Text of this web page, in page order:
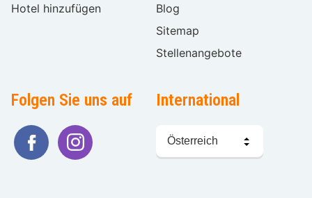
Hotel hinzufügen
Blog
Sitemap
Stellenangebote
Folgen Sie uns auf International
Sprache
wählen